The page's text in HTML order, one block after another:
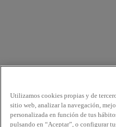
Utilizamos cookies propias y de
sitio web, analizar la navegación,
personalizada en función de tus
pulsando en “Aceptar”, o configurar